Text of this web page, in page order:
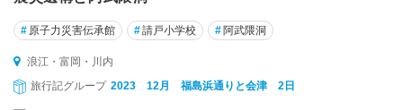
# 原子力災害伝承館 #請戸小学校 # 阿武隈洞
浪江・富岡・川内
旅行記グループ 2023 12月 福島浜通りと会津 2日